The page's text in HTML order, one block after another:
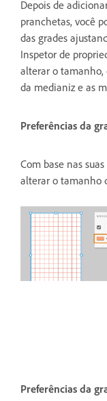
Depois de
pranchetas, você
das grades
Inspetor de
alterar o tamanho,
da medianiz e as
Preferências da
Com base nas
alterar o tamanho
Preferências da